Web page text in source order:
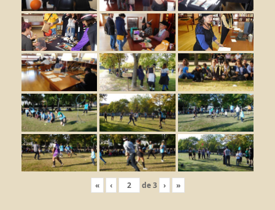
« ‹ de3 › »